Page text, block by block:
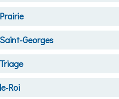
Georges
Roi